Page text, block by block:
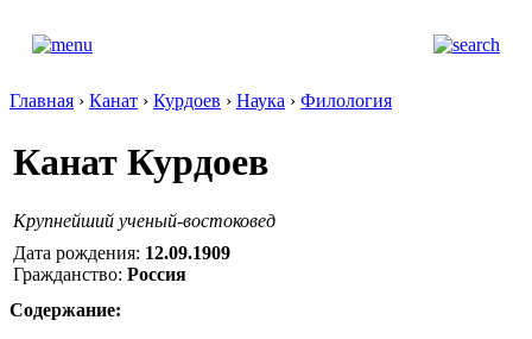
Главная › Канат › Курдоев › Наука › Филология
Канат Курдоев
Крупнейший ученый-востоковед
Дата рождения: 12.09.1909
Гражданство: Россия
Содержание: